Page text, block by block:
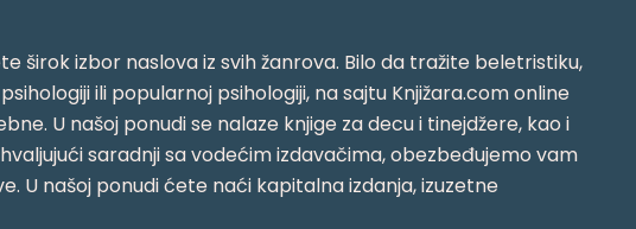
širok izbor naslova iz svih žanrova. Bilo da tražite beletristiku,
ili popularnoj psihologiji, na sajtu Knjižara.com online
U našoj ponudi se nalaze knjige za decu i tinejdžere, kao i
saradnji sa vodećim izdavačima, obezbeđujemo vam
U našoj ponudi ćete naći kapitalna izdanja, izuzetne